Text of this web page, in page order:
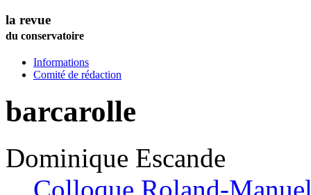
la revue
du conservatoire
Informations
Comité de rédaction
barcarolle
Dominique Escande